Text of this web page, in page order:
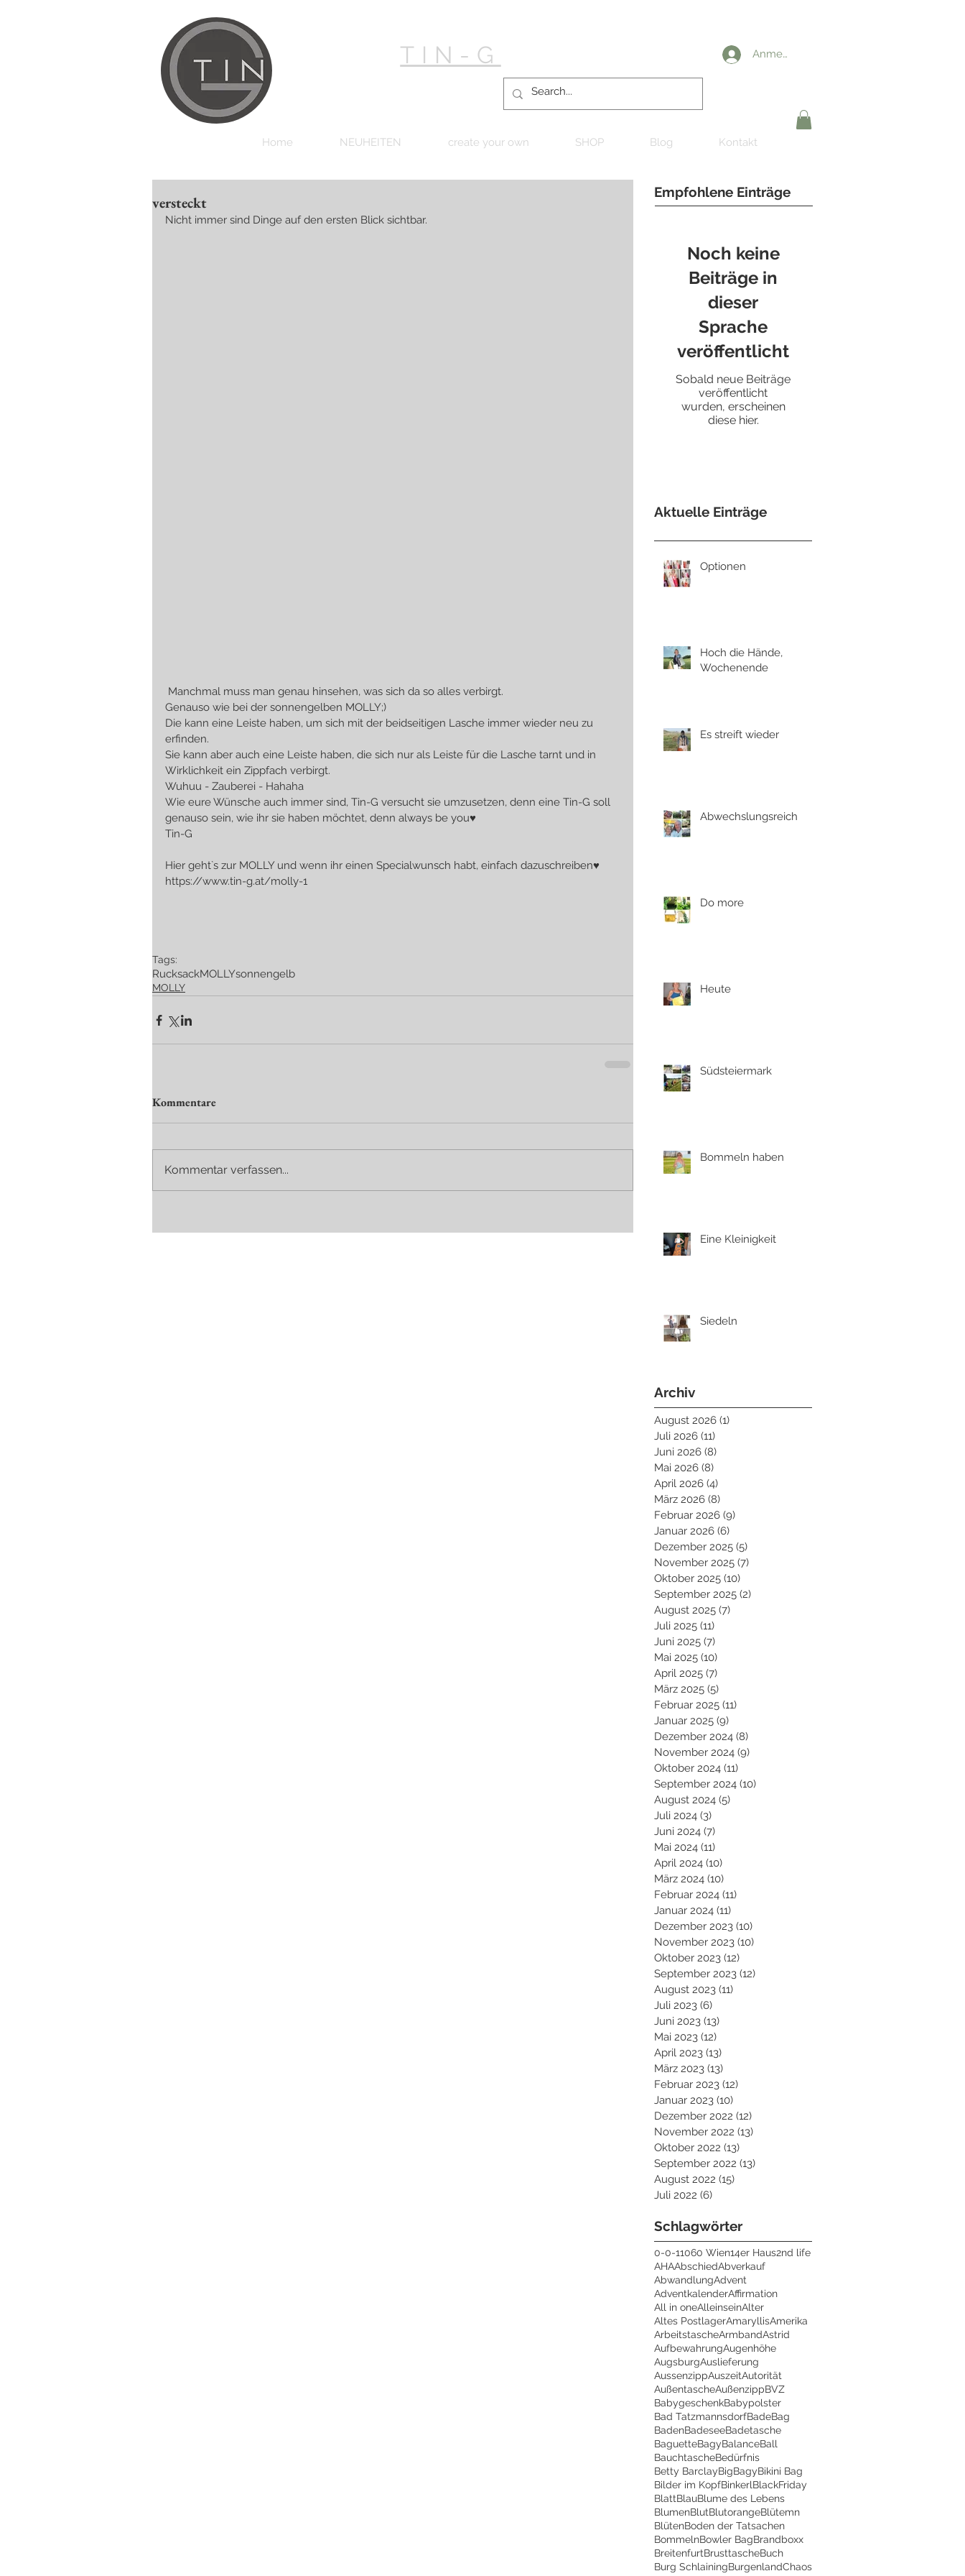
TIN-G Anmelden
Home NEUHEITEN create your own SHOP Blog Kontakt
versteckt
Nicht immer sind Dinge auf den ersten Blick sichtbar.
Manchmal muss man genau hinsehen, was sich da so alles verbirgt.
Genauso wie bei der sonnengelben MOLLY;)
Die kann eine Leiste haben, um sich mit der beidseitigen Lasche immer wieder neu zu
erfinden.
Sie kann aber auch eine Leiste haben, die sich nur als Leiste für die Lasche tarnt und in
Wirklichkeit ein Zippfach verbirgt.
Wuhuu - Zauberei - Hahaha
Wie eure Wünsche auch immer sind, Tin-G versucht sie umzusetzen, denn eine Tin-G soll
genauso sein, wie ihr sie haben möchtet, denn always be you♥
Tin-G
Hier geht`s zur MOLLY und wenn ihr einen Specialwunsch habt, einfach dazuschreiben♥
https://www.tin-g.at/molly-1
Tags:
RucksackMOLLYsonnengelb
MOLLY
Kommentare
Kommentar verfassen...
Empfohlene Einträge
Noch keine
Beiträge in
dieser
Sprache
veröffentlicht
Sobald neue Beiträge
veröffentlicht
wurden, erscheinen
diese hier.
Aktuelle Einträge
Optionen
Hoch die Hände,
Wochenende
Es streift wieder
Abwechslungsreich
Do more
Heute
Südsteiermark
Bommeln haben
Eine Kleinigkeit
Siedeln
Archiv
August 2026 (1)
Juli 2026 (11)
Juni 2026 (8)
Mai 2026 (8)
April 2026 (4)
März 2026 (8)
Februar 2026 (9)
Januar 2026 (6)
Dezember 2025 (5)
November 2025 (7)
Oktober 2025 (10)
September 2025 (2)
August 2025 (7)
Juli 2025 (11)
Juni 2025 (7)
Mai 2025 (10)
April 2025 (7)
März 2025 (5)
Februar 2025 (11)
Januar 2025 (9)
Dezember 2024 (8)
November 2024 (9)
Oktober 2024 (11)
September 2024 (10)
August 2024 (5)
Juli 2024 (3)
Juni 2024 (7)
Mai 2024 (11)
April 2024 (10)
März 2024 (10)
Februar 2024 (11)
Januar 2024 (11)
Dezember 2023 (10)
November 2023 (10)
Oktober 2023 (12)
September 2023 (12)
August 2023 (11)
Juli 2023 (6)
Juni 2023 (13)
Mai 2023 (12)
April 2023 (13)
März 2023 (13)
Februar 2023 (12)
Januar 2023 (10)
Dezember 2022 (12)
November 2022 (13)
Oktober 2022 (13)
September 2022 (13)
August 2022 (15)
Juli 2022 (6)
Schlagwörter
0-0-11060 Wien14er Haus2nd life
AHAAbschiedAbverkauf
AbwandlungAdvent
AdventkalenderAffirmation
All in oneAlleinseinAlter
Altes PostlagerAmaryllisAmerika
ArbeitstascheArmbandAstrid
AufbewahrungAugenhöhe
AugsburgAuslieferung
AussenzippAuszeitAutorität
AußentascheAußenzippBVZ
BabygeschenkBabypolster
Bad TatzmannsdorfBadeBag
BadenBadeseeBadetasche
BaguetteBagyBalanceBall
BauchtascheBedürfnis
Betty BarclayBigBagyBikini Bag
Bilder im KopfBinkerlBlackFriday
BlattBlauBlume des Lebens
BlumenBlutBlutorangeBlütemn
BlütenBoden der Tatsachen
BommelnBowler BagBrandboxx
BreitenfurtBrusttascheBuch
Burg SchlainingBurgenlandChaos